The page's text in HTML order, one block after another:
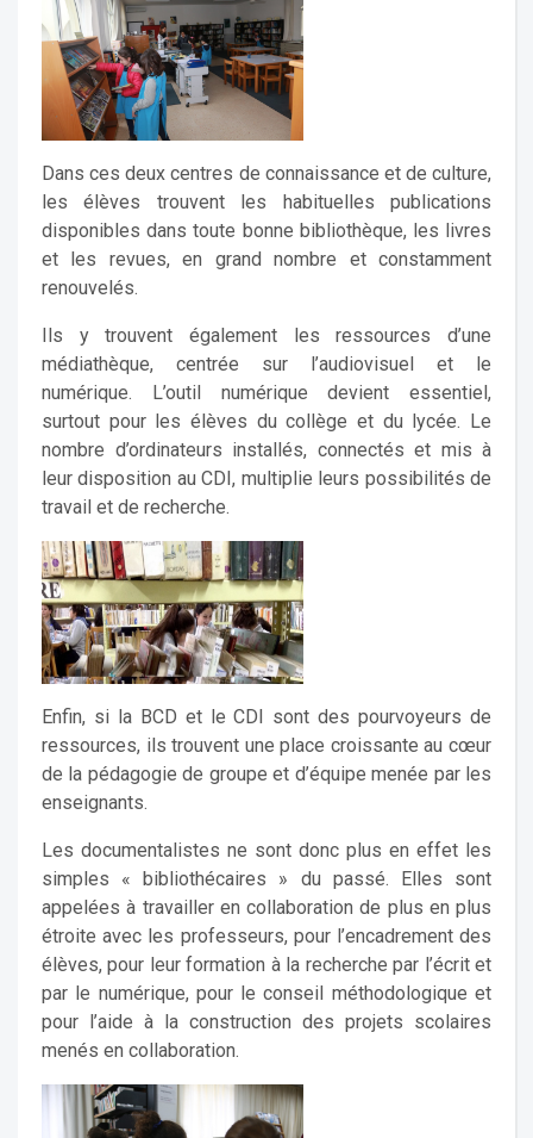
Dans ces deux centres de connaissance et de culture,
les élèves trouvent les habituelles publications
disponibles dans toute bonne bibliothèque, les livres
et les revues, en grand nombre et constamment
renouvelés.
Ils y trouvent également les ressources d’une
médiathèque, centrée sur l’audiovisuel et le
numérique. L’outil numérique devient essentiel,
surtout pour les élèves du collège et du lycée. Le
nombre d’ordinateurs installés, connectés et mis à
leur disposition au CDI, multiplie leurs possibilités de
travail et de recherche.
Enfin, si la BCD et le CDI sont des pourvoyeurs de
ressources, ils trouvent une place croissante au cœur
de la pédagogie de groupe et d’équipe menée par les
enseignants.
Les documentalistes ne sont donc plus en effet les
simples « bibliothécaires » du passé. Elles sont
appelées à travailler en collaboration de plus en plus
étroite avec les professeurs, pour l’encadrement des
élèves, pour leur formation à la recherche par l’écrit et
par le numérique, pour le conseil méthodologique et
pour l’aide à la construction des projets scolaires
menés en collaboration.